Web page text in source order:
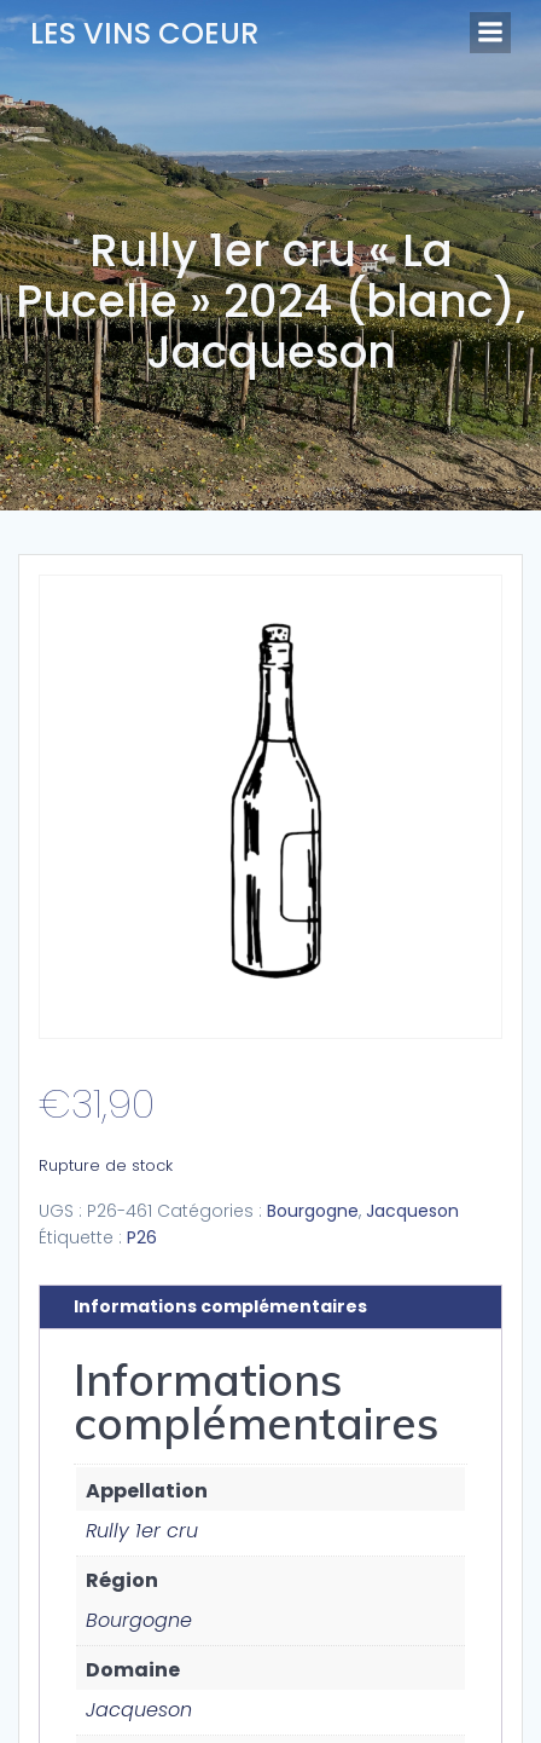
Aller
au
contenu
LES VINS COEUR
Rully 1er cru « La
Pucelle » 2024 (blanc),
Jacqueson
€31,90
Rupture de stock
UGS : P26-461 Catégories : Bourgogne, Jacqueson
Étiquette : P26
Informations complémentaires
Informations
complémentaires
Appellation
Rully 1er cru
Région
Bourgogne
Domaine
Jacqueson